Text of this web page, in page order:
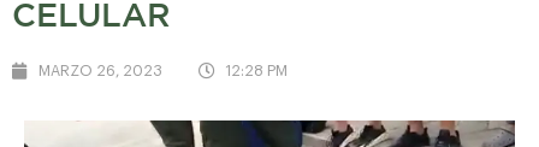
CELULAR
MARZO 26, 2023 12:28 PM